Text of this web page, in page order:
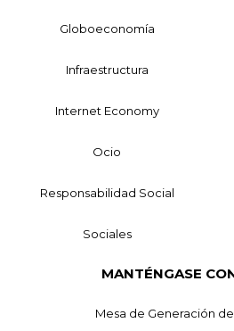
Globoeconomía
Infraestructura
Internet Economy
Ocio
Responsabilidad Social
Sociales
MANTÉNGASE
Mesa de Generación